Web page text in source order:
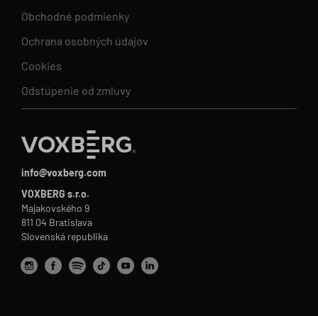
info@voxberg.com
VOXBERG s.r.o.
Majakovského 9
811 04 Bratislava
Slovenská republika
Obchodné podmienky
Ochrana osobných údajov
Cookies
Odstúpenie od zmluvy